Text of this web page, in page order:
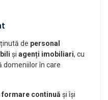
de personal
și agenți imobiliari, cu
domeniilor în care
formare continuă și își